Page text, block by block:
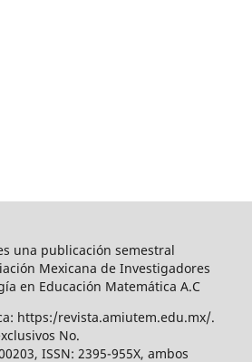
una publicación semestral
Mexicana de Investigadores
en Educación Matemática A.C
https:/revista.amiutem.edu.mx/.
No.
ISSN: 2395-955X, ambos